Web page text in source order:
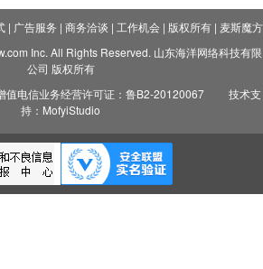
| 广告服务 | 商务洽谈 | 工作机会| 版权所有| 麦斯魔方
Inc. All Rights Reserved. 山东海洋网络科技有限
公司 版权所有
值电信业务经营许可证：鲁B2-20120067
技术支
持：MofyiStudio